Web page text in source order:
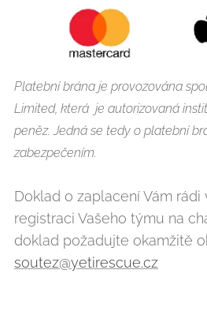
Platební brána je provozována
Limited, která je autorizovaná
peněz. Jedná se tedy o platební
zabezpečením.
Doklad o zaplacení Vám rádi
registraci Vašeho týmu na
doklad požadujte okamžitě
soutez@yetirescue.cz